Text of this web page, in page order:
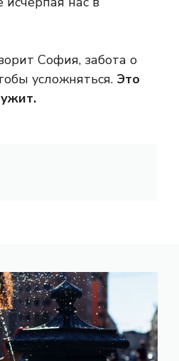
София, забота о
усложняться. Это